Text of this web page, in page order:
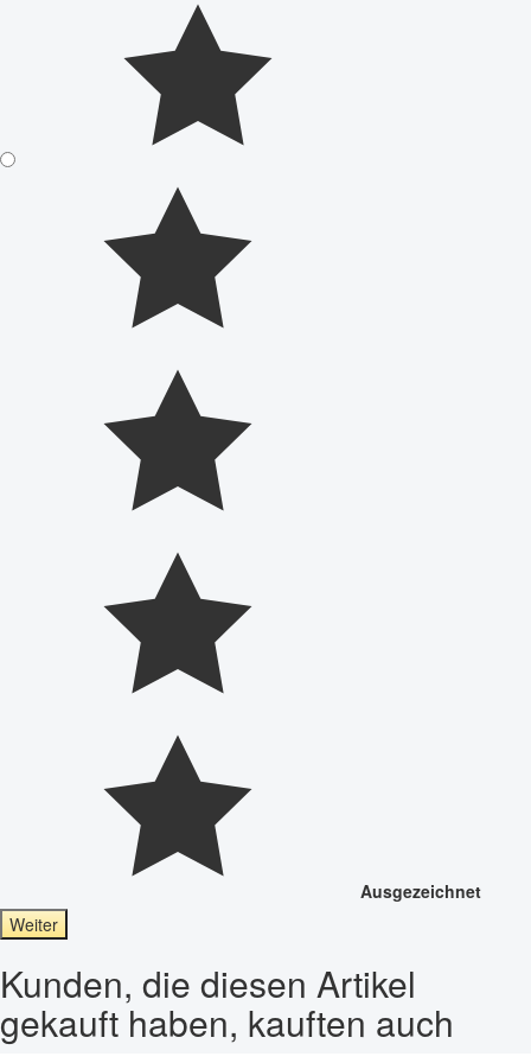
Ausgezeichnet
Weiter
Kunden, die diesen Artikel
gekauft haben, kauften auch